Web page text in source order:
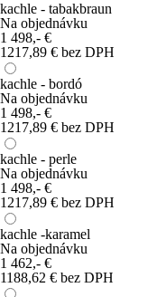
kachle - tabakbraun
Na objednávku
1 498,- €
1217,89 € bez DPH
kachle - bordó
Na objednávku
1 498,- €
1217,89 € bez DPH
kachle - perle
Na objednávku
1 498,- €
1217,89 € bez DPH
kachle -karamel
Na objednávku
1 462,- €
1188,62 € bez DPH